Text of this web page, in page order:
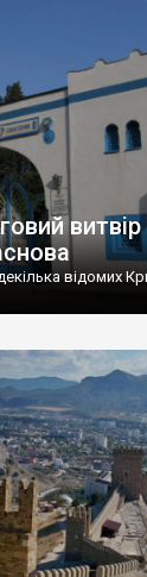
витвір
відомих